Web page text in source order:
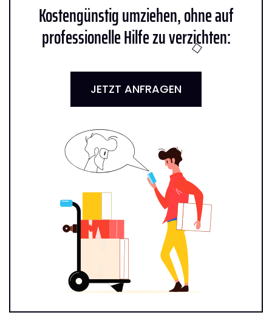
Kostengünstig umziehen, ohne auf
professionelle Hilfe zu verzichten:
JETZT ANFRAGEN